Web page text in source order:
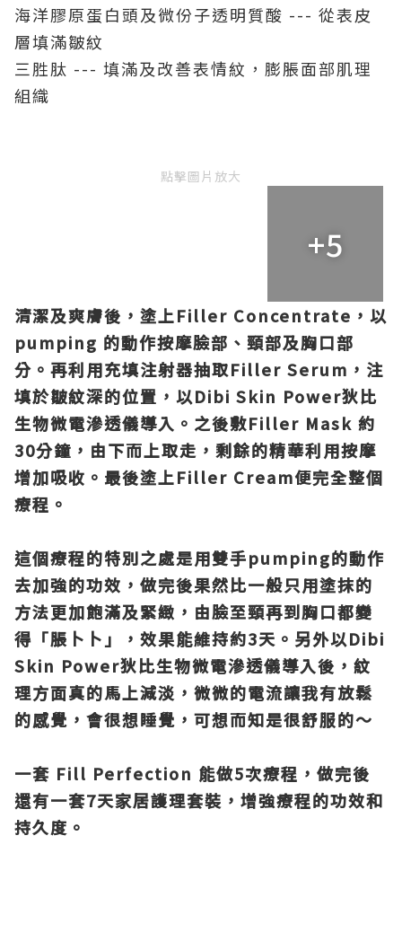
海洋膠原蛋白頭及微份子透明質酸 --- 從表皮
層填滿皺紋
三胜肽 --- 填滿及改善表情紋，膨脹面部肌理
組織
點擊圖片放大
+5
清潔及爽膚後，塗上Filler Concentrate ，以
pumping 的動作按摩臉部、頸部及胸口部
分。再利用充填注射器抽取Filler Serum ，注
填於皺紋深的位置，以Dibi Skin Power狄比
生物微電滲透儀導入。之後敷Filler Mask 約
30分鐘，由下而上取走，剩餘的精華利用按摩
增加吸收。最後塗上Filler Cream便完全整個
療程。
這個療程的特別之處是用雙手pumping的動作
去加強的功效，做完後果然比一般只用塗抹的
方法更加飽滿及緊緻，由臉至頸再到胸口都變
得「脹卜卜」，效果能維持約3天。另外以Dibi
Skin Power狄比生物微電滲透儀導入後，紋
理方面真的馬上減淡，微微的電流讓我有放鬆
的感覺，會很想睡覺，可想而知是很舒服的～
一套 Fill Perfection 能做5次療程，做完後
還有一套7天家居護理套裝，增強療程的功效和
持久度。